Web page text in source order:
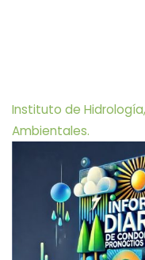
Instituto de
Ambientales.